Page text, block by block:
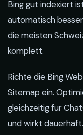
Bing gut indexiert
automatisch
die meisten
komplett.
Richte die Bing
Sitemap ein.
gleichzeitig für
und wirkt dauerhaft.